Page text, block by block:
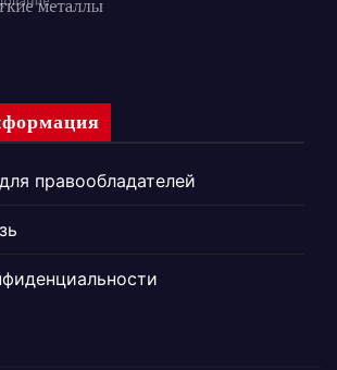
правообладателей